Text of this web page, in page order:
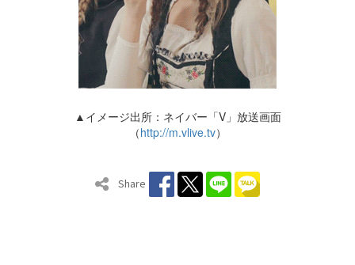
▲イメージ出所：ネイバー「V」放送画面
（http://m.vlive.tv）
Share